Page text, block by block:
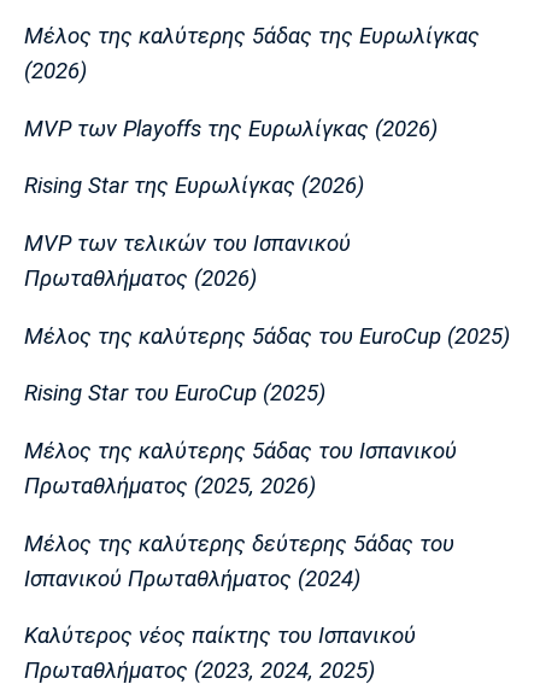
Μέλος της καλύτερης 5άδας της Ευρωλίγκας
(2026)
MVP των Playoffs της Ευρωλίγκας (2026)
Rising Star της Ευρωλίγκας (2026)
MVP των τελικών του Ισπανικού
Πρωταθλήματος (2026)
Μέλος της καλύτερης 5άδας του EuroCup (2025)
Rising Star του EuroCup (2025)
Μέλος της καλύτερης 5άδας του Ισπανικού
Πρωταθλήματος (2025, 2026)
Μέλος της καλύτερης δεύτερης 5άδας του
Ισπανικού Πρωταθλήματος (2024)
Καλύτερος νέος παίκτης του Ισπανικού
Πρωταθλήματος (2023, 2024, 2025)